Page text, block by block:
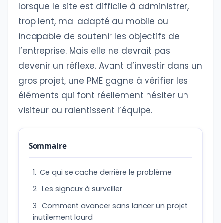
lorsque le site est difficile à administrer,
trop lent, mal adapté au mobile ou
incapable de soutenir les objectifs de
l’entreprise. Mais elle ne devrait pas
devenir un réflexe. Avant d’investir dans un
gros projet, une PME gagne à vérifier les
éléments qui font réellement hésiter un
visiteur ou ralentissent l’équipe.
Sommaire
Ce qui se cache derrière le problème
Les signaux à surveiller
Comment avancer sans lancer un projet
inutilement lourd